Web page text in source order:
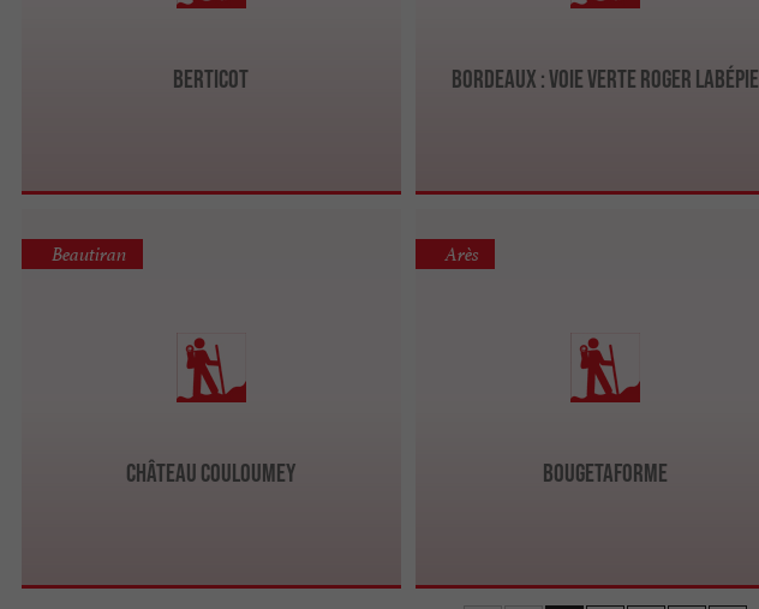
Berticot Bordeaux : Voie Verte Roger Labépie
Château Couloumey
Beautiran
Bougeta­forme
Arès